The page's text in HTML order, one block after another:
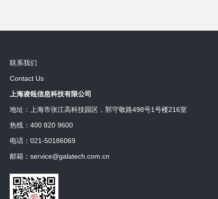
联系我们
Contact Us
上海凌瓴信息科技有限公司
地址：上海市张江高科技园区，郭守敬路498号1号楼216室
热线：400 820 9600
电话：021-50186069
邮箱：service@galatech.com.cn